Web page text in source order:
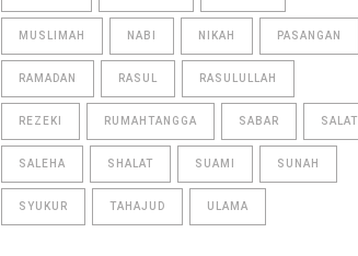
MUSLIMAH NABI NIKAH PASANGAN
RAMADAN RASUL RASULULLAH
REZEKI RUMAHTANGGA SABAR SALAT
SALEHA SHALAT SUAMI SUNAH
SYUKUR TAHAJUD ULAMA